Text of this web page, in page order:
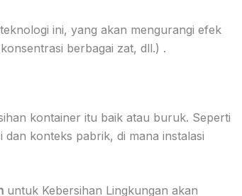
ini, yang akan mengurangi efek
berbagai zat, dll.) .
kontainer itu baik atau buruk. Seperti
konteks pabrik, di mana instalasi
untuk Kebersihan Lingkungan akan